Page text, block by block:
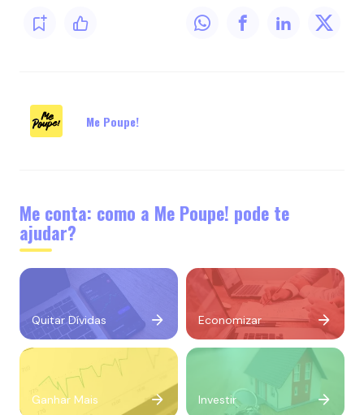
Me Poupe!
Me conta: como a Me Poupe! pode te
ajudar?
Quitar Dívidas Economizar
Ganhar Mais Investir